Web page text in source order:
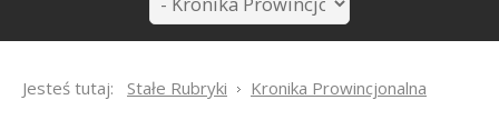
Jesteś tutaj: Stałe Rubryki Kronika Prowincjonalna